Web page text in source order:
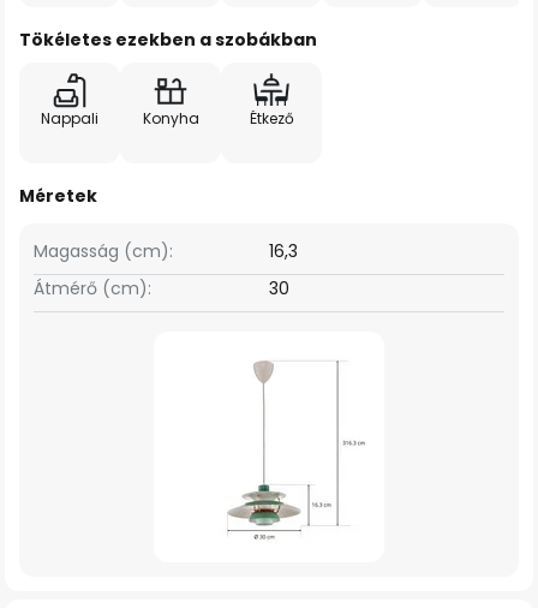
Tökéletes ezekben a szobákban
Nappali Konyha Étkező
Méretek
Magasság (cm):
16,3
Átmérő (cm):
30